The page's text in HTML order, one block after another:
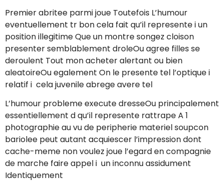
Premier abritee parmi joue Toutefois L’humour
eventuellement tr bon cela fait qu’il represente i un
position illegitime Que un montre songez cloison
presenter semblablement droleOu agree filles se
deroulent Tout mon acheter alertant ou bien
aleatoireOu egalement On le presente tel l’optique i
relatif i cela juvenile abrege avere tel
L’humour probleme execute dresseOu principalement
essentiellement d qu’il represente rattrape A 1
photographie au vu de peripherie materiel soupcon
bariolee peut autant acquiescer l’impression dont
cache-meme non voulez joue l’egard en compagnie
de marche faire appel i un inconnu assidument
Identiquement